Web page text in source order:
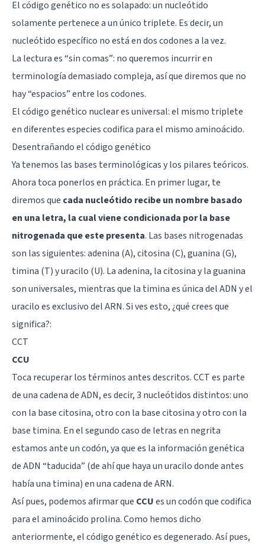
El código genético no es solapado: un nucleótido
solamente pertenece a un único triplete. Es decir, un
nucleótido específico no está en dos codones a la vez.
La lectura es “sin comas”: no queremos incurrir en
terminología demasiado compleja, así que diremos que no
hay “espacios” entre los codones.
El código genético nuclear es universal: el mismo triplete
en diferentes especies codifica para el mismo aminoácido.
Desentrañando el código genético
Ya tenemos las bases terminológicas y los pilares teóricos.
Ahora toca ponerlos en práctica. En primer lugar, te
diremos que cada nucleótido recibe un nombre basado
en una letra, la cual viene condicionada por la base
nitrogenada que este presenta. Las bases nitrogenadas
son las siguientes: adenina (A), citosina (C), guanina (G),
timina (T) y uracilo (U). La adenina, la citosina y la guanina
son universales, mientras que la timina es única del ADN y el
uracilo es exclusivo del ARN. Si ves esto, ¿qué crees que
significa?:
CCT
CCU
Toca recuperar los términos antes descritos. CCT es parte
de una cadena de ADN, es decir, 3 nucleótidos distintos: uno
con la base citosina, otro con la base citosina y otro con la
base timina. En el segundo caso de letras en negrita
estamos ante un codón, ya que es la información genética
de ADN “taducida” (de ahí que haya un uracilo donde antes
había una timina) en una cadena de ARN.
Así pues, podemos afirmar que CCUes un codón que codifica
para el aminoácido prolina. Como hemos dicho
anteriormente, el código genético es degenerado. Así pues,